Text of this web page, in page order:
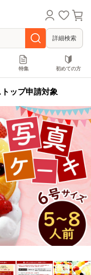
詳細検索
特集 初めての方
ップ申請対象